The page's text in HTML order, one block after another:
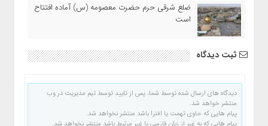
ضلع شرقی حرم حضرت معصومه (س) آماده افتتاح
است
ثبت دیدگاه
دیدگاه های ارسال شده توسط شما، پس از تایید توسط تیم مدیریت در وب
منتشر خواهد شد.
پیام هایی که حاوی تهمت یا افترا باشد منتشر نخواهد شد.